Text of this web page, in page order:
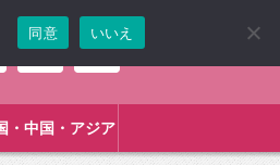
・中国・アジア
同意 いいえ